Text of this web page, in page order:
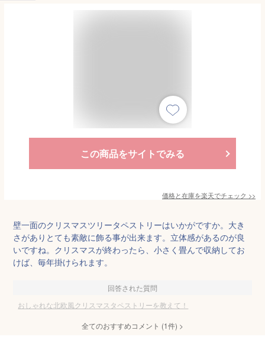
この商品をサイトでみる
価格と在庫を楽天でチェック >>
壁一面のクリスマスツリータペストリーはいかがですか。大き
さがありとても素敵に飾る事が出来ます。立体感があるのが良
いですね。クリスマスが終わったら、小さく畳んで収納してお
けば、毎年掛けられます。
回答された質問
おしゃれな北欧風クリスマスタペストリーを教えて！
全てのおすすめコメント (1件) >